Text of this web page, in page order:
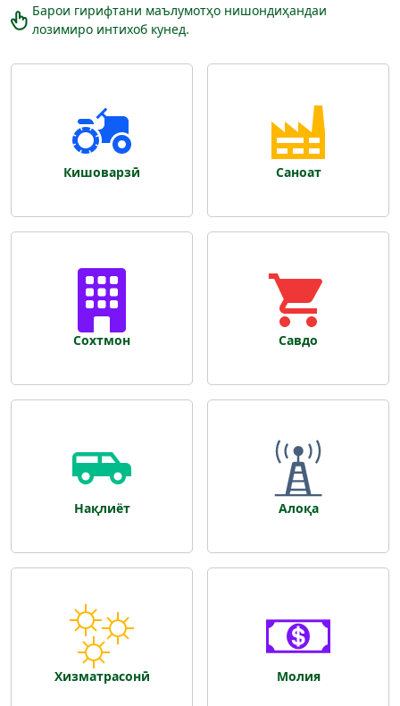
Барои гирифтани маълумотҳо нишондиҳандаи
лозимиро интихоб кунед.
Кишоварзӣ Саноат
Сохтмон Савдо
Нақлиёт Алоқа
Хизматрасонӣ Молия